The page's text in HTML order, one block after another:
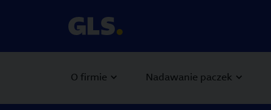
O firmie Nadawanie paczek